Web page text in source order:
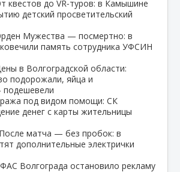
квестов до VR‑туров: в Камышине
детский просветительский
Мужества — посмертно: в
память сотрудника УФСИН
в Волгоградской области:
подорожали, яйца и
под видом помощи: СК
денег с карты жительницы
матча — без пробок: в
дополнительные электрички
Волгограда остановило рекламу